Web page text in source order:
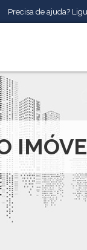
Precisa de ajuda?